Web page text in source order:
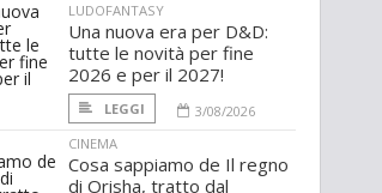
LUDOFANTASY
Una nuova era per D&D:
tutte le novità per fine
2026 e per il 2027!
LEGGI
3/08/2026
CINEMA
Cosa sappiamo de Il regno
di Orisha, tratto dal